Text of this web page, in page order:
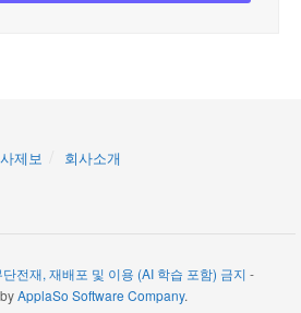
제보 회사소개
전재, 재배포 및 이용 (AI 학습 포함) 금지 -
ApplaSo Software Company.